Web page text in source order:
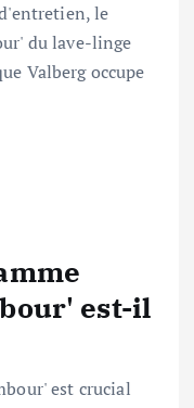
le
du lave-linge
Valberg occupe
est-il
est crucial